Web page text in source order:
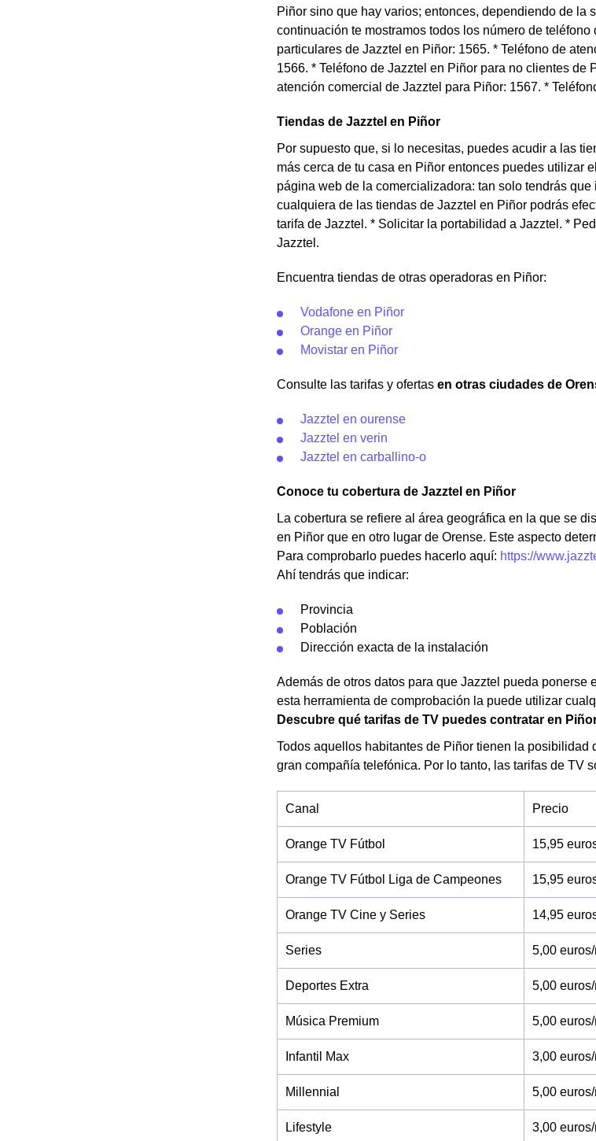
Piñor sino que hay varios; entonces, dependiendo de la
continuación te mostramos todos los número de
particulares de Jazztel en Piñor: 1565. * Teléfono de
1566. * Teléfono de Jazztel en Piñor para no clientes
atención comercial de Jazztel para Piñor: 1567. *
Tiendas de Jazztel en Piñor
Por supuesto que, si lo necesitas, puedes acudir a las
más cerca de tu casa en Piñor entonces puedes utilizar
página web de la comercializadora: tan solo tendrás
cualquiera de las tiendas de Jazztel en Piñor podrás
tarifa de Jazztel. * Solicitar la portabilidad a Jazztel. *
Jazztel.
Encuentra tiendas de otras operadoras en Piñor:
Vodafone en Piñor
Orange en Piñor
Movistar en Piñor
Consulte las tarifas y ofertas en otras ciudades de
Jazztel en ourense
Jazztel en verin
Jazztel en carballino-o
Conoce tu cobertura de Jazztel en Piñor
La cobertura se refiere al área geográfica en la que se
en Piñor que en otro lugar de Orense. Este aspecto
Para comprobarlo puedes hacerlo aquí: https://
Ahí tendrás que indicar:
Provincia
Población
Dirección exacta de la instalación
Además de otros datos para que Jazztel pueda
esta herramienta de comprobación la puede utilizar
Descubre qué tarifas de TV puedes contratar en
Todos aquellos habitantes de Piñor tienen la posibilidad
gran compañía telefónica. Por lo tanto, las tarifas de TV
Canal Precio
Orange TV Fútbol 15,95
Orange TV Fútbol Liga de Campeones 15,95
Orange TV Cine y Series 14,95
Series 5,00
Deportes Extra 5,00
Música Premium 5,00
Infantil Max 3,00
Millennial 5,00
Lifestyle 3,00